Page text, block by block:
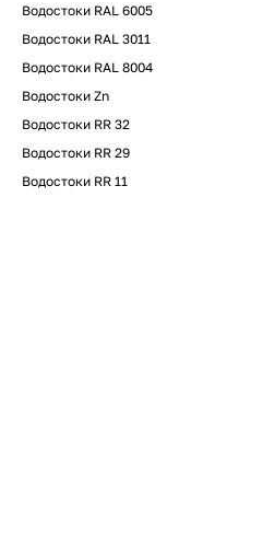
Водостоки RAL 6005
Водостоки RAL 3011
Водостоки RAL 8004
Водостоки Zn
Водостоки RR 32
Водостоки RR 29
Водостоки RR 11